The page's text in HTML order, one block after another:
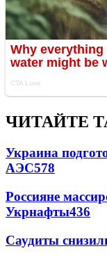
ЧИТАЙТЕ
Украина
АЭС578
Россияне
Укрнафты436
Саудиты